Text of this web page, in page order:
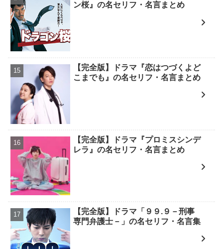
ン桜』の名セリフ・名言まとめ
【完全版】ドラマ『恋はつづくよど
こまでも』の名セリフ・名言まとめ
【完全版】ドラマ『プロミスシンデ
レラ』の名セリフ・名言まとめ
【完全版】ドラマ「９９.９－刑事
専門弁護士－」の名セリフ・名言集